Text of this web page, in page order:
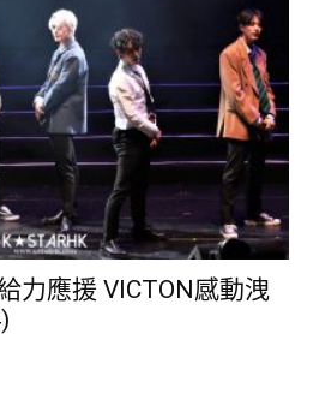
力應援 VICTON感動洩